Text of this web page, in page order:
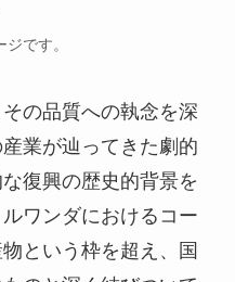
です。
の品質への執念を深
業が辿ってきた劇的
復興の歴史的背景を
ワンダにおけるコー
という枠を超え、国